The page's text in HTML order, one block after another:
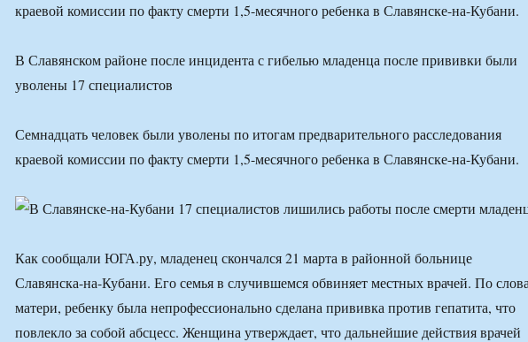
краевой комиссии по факту смерти 1,5-месячного ребенка в Славянске-на-Кубани.
В Славянском районе после инцидента с гибелью младенца после прививки были
уволены 17 специалистов
Семнадцать человек были уволены по итогам предварительного расследования
краевой комиссии по факту смерти 1,5-месячного ребенка в Славянске-на-Кубани.
Как сообщали ЮГА.ру, младенец скончался 21 марта в районной больнице
Славянска-на-Кубани. Его семья в случившемся обвиняет местных врачей. По
матери, ребенку была непрофессионально сделана прививка против гепатита, что
повлекло за собой абсцесс. Женщина утверждает, что дальнейшие действия врачей